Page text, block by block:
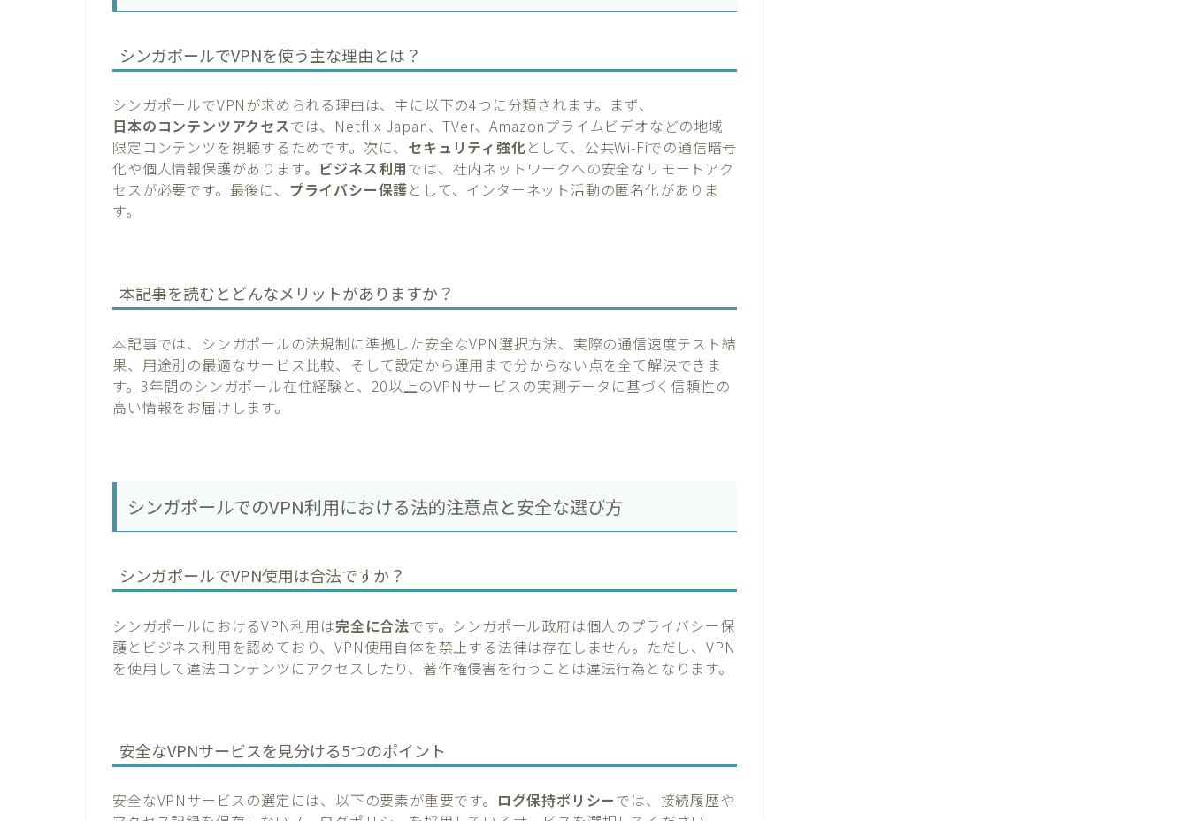
シンガポールでVPNを使う主な理由とは？
シンガポールでVPNが求められる理由は、主に以下の4つに分類されます。まず、
日本のコンテンツアクセスでは、Netflix Japan、TVer、Amazonプライムビデオなどの地域
限定コンテンツを視聴するためです。次に、 セキュリティ強化として、公共Wi-Fiでの通信暗号
化や個人情報保護があります。 ビジネス利用では、社内ネットワークへの安全なリモートアク
セスが必要です。最後に、 プライバシー保護として、インターネット活動の匿名化がありま
す。
本記事を読むとどんなメリットがありますか？
本記事では、シンガポールの法規制に準拠した安全なVPN選択方法、実際の通信速度テスト結
果、用途別の最適なサービス比較、そして設定から運用まで分からない点を全て解決できま
す。3年間のシンガポール在住経験と、20以上のVPNサービスの実測データに基づく信頼性の
高い情報をお届けします。
シンガポールでのVPN利用における法的注意点と安全な選び方
シンガポールでVPN使用は合法ですか？
シンガポールにおけるVPN利用は完全に合法です。シンガポール政府は個人のプライバシー保
護とビジネス利用を認めており、VPN使用自体を禁止する法律は存在しません。ただし、VPN
を使用して違法コンテンツにアクセスしたり、著作権侵害を行うことは違法行為となります。
安全なVPNサービスを見分ける5つのポイント
安全なVPNサービスの選定には、以下の要素が重要です。 ログ保持ポリシーでは、接続履歴や